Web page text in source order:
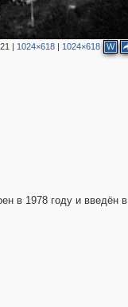
| 1024×618| 1024×618 W
в 1978 году и введён в